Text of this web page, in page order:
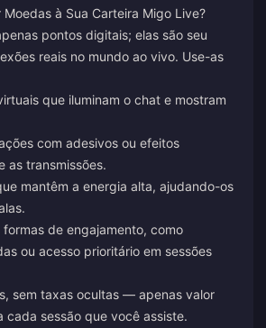
Moedas à Sua Carteira Migo Live?
pontos digitais; elas são seu
reais no mundo ao vivo. Use-as
que iluminam o chat e mostram
com adesivos ou efeitos
as transmissões.
mantêm a energia alta, ajudando-os
formas de engajamento, como
ou acesso prioritário em sessões
sem taxas ocultas — apenas valor
cada sessão que você assiste.